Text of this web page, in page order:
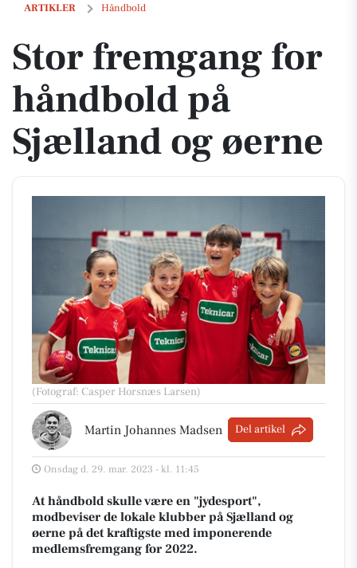
ARTIKLER Håndbold
Stor fremgang for håndbold på Sjælland og øerne
Stor fremgang for
håndbold på
Sjælland og øerne
(Fotograf: Casper Horsnæs Larsen)
Martin Johannes Madsen Del artikel
Onsdag d. 29. mar. 2023 - kl. 11:45
At håndbold skulle være en "jydesport",
modbeviser de lokale klubber på Sjælland og
øerne på det kraftigste med imponerende
medlemsfremgang for 2022.